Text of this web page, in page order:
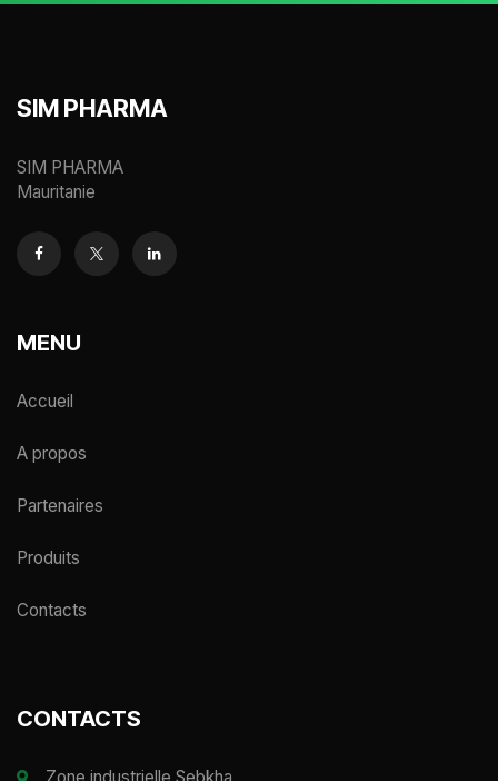
SIM PHARMA
SIM PHARMA
Mauritanie
MENU
Accueil
A propos
Partenaires
Produits
Contacts
CONTACTS